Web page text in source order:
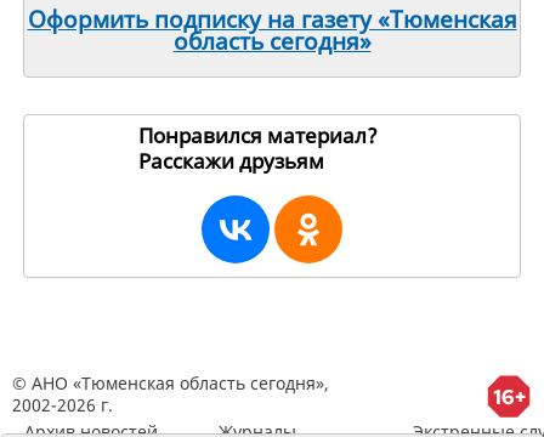
Оформить подписку на газету «Тюменская
область сегодня»
Понравился материал?
Расскажи друзьям
© АНО «Тюменская область сегодня»,
2002-2026 г.
Архив новостей
Журналы Экстренные